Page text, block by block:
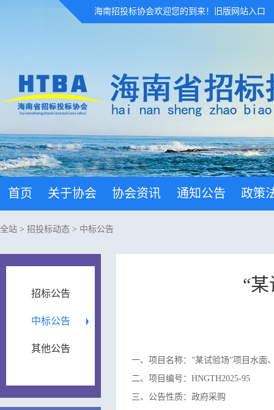
海南招投标协会欢迎您的到来！ 旧版网站入口
首页 关于协会 协会资讯 通知公告 政策
全站 > 招投标动态 > 中标公告
招标公告
中标公告
其他公告
“
一、项目名称：“某试验场”项目水面
二、项目编号：HNGTH2025-95
三、公告性质：政府采购